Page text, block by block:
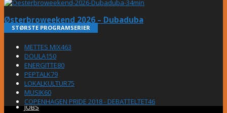
Østerbroweekend 2026 – Dubaduba
STØRSTE PROGRAMSERIER
METTES MIX463
DOULA150
ENERGITTE80
PEPTALK79
LOKALKULTUR75
MUSIK60
COPENHAGEN PRIDE 2018 - DEBATTELTET46
JOBS